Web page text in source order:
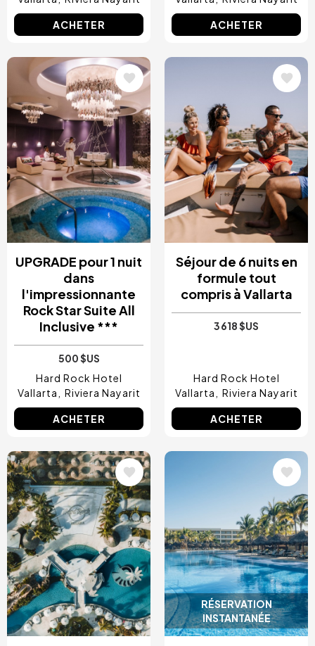
ACHETER ACHETER
Image
UPGRADE pour 1 nuit
dans
l'impressionnante
Rock Star Suite All
Inclusive ***
500 $US
Hard Rock Hotel
Vallarta
Riviera Nayarit
ACHETER
Séjour de 6 nuits en
formule tout
compris à Vallarta
3 618 $US
Hard Rock Hotel
Vallarta
Riviera Nayarit
ACHETER
Image
RÉSERVATION
INSTANTANÉE